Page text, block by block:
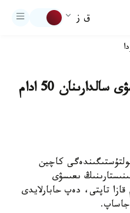
ق ز
شاحتا جىنىستارىنىڭ ىعىسۋى سالدارىنان 50 ادام
كاچين
ىعىسۋى
كەم دەگەندە 50 ادام قازا تاپتى، دەپ حابارلايدى